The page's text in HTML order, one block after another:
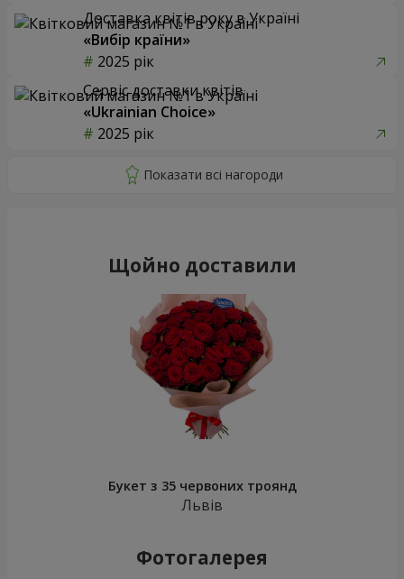
Доставка квітів року в Україні
«Вибір країни»
2025 рік
Сервіс доставки квітів
«Ukrainian Choice»
2025 рік
Щойно доставили
Букет з 35 червоних троянд
Львів
Фотогалерея